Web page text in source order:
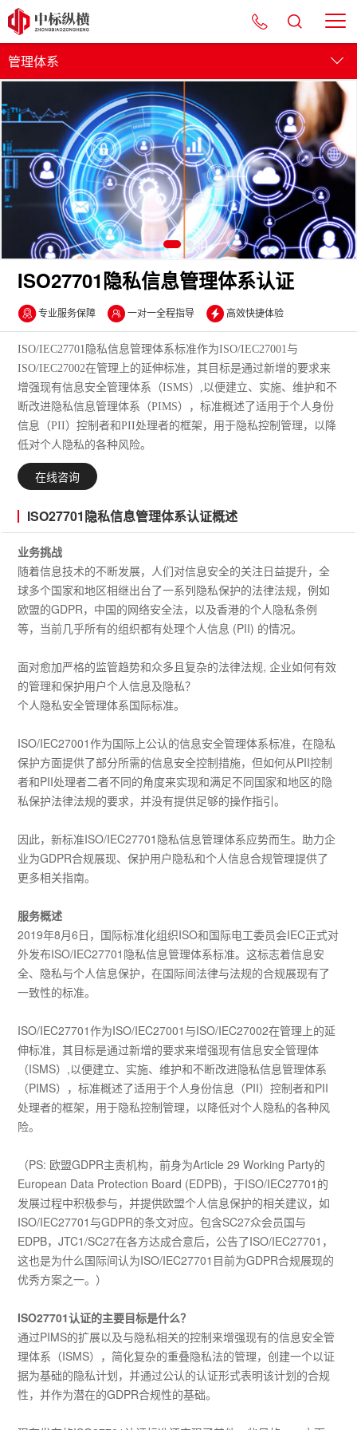
管理体系
服务认证
产品认证
资质认证
ISO27701隐私信息管理体系认证
专业服务保障 一对一全程指导 高效快捷体验
ISO/IEC27701隐私信息管理体系标准作为ISO/IEC27001与
ISO/IEC27002在管理上的延伸标准，其目标是通过新增的要求来
增强现有信息安全管理体系（ISMS）,以便建立、实施、维护和不
断改进隐私信息管理体系（PIMS），标准概述了适用于个人身份
信息（PII）控制者和PII处理者的框架，用于隐私控制管理，以降
低对个人隐私的各种风险。
在线咨询
ISO27701隐私信息管理体系认证概述
业务挑战
随着信息技术的不断发展，人们对信息安全的关注日益提升，全
球多个国家和地区相继出台了一系列隐私保护的法律法规，例如
欧盟的GDPR，中国的网络安全法，以及香港的个人隐私条例
等，当前几乎所有的组织都有处理个人信息 (PII) 的情况。
面对愈加严格的监管趋势和众多且复杂的法律法规, 企业如何有效
的管理和保护用户个人信息及隐私？
个人隐私安全管理体系国际标准。
ISO/IEC27001作为国际上公认的信息安全管理体系标准，在隐私
保护方面提供了部分所需的信息安全控制措施，但如何从PII控制
者和PII处理者二者不同的角度来实现和满足不同国家和地区的隐
私保护法律法规的要求，并没有提供足够的操作指引。
因此，新标准ISO/IEC27701隐私信息管理体系应势而生。助力企
业为GDPR合规展现、保护用户隐私和个人信息合规管理提供了
更多相关指南。
服务概述
2019年8月6日，国际标准化组织ISO和国际电工委员会IEC正式对
外发布ISO/IEC27701隐私信息管理体系标准。这标志着信息安
全、隐私与个人信息保护，在国际间法律与法规的合规展现有了
一致性的标准。
ISO/IEC27701作为ISO/IEC27001与ISO/IEC27002在管理上的延
伸标准，其目标是通过新增的要求来增强现有信息安全管理体
（ISMS）,以便建立、实施、维护和不断改进隐私信息管理体系
（PIMS），标准概述了适用于个人身份信息（PII）控制者和PII
处理者的框架，用于隐私控制管理，以降低对个人隐私的各种风
险。
（PS: 欧盟GDPR主责机构，前身为Article 29 Working Party的
European Data Protection Board (EDPB)，于ISO/IEC27701的
发展过程中积极参与，并提供欧盟个人信息保护的相关建议，如
ISO/IEC27701与GDPR的条文对应。包含SC27众会员国与
EDPB，JTC1/SC27在各方达成合意后，公告了ISO/IEC27701，
这也是为什么国际间认为ISO/IEC27701目前为GDPR合规展现的
优秀方案之一。）
ISO27701认证的主要目标是什么？
通过PIMS的扩展以及与隐私相关的控制来增强现有的信息安全管
理体系（ISMS），简化复杂的重叠隐私法的管理，创建一个以证
据为基础的隐私计划，并通过公认的认证形式表明该计划的合规
性，并作为潜在的GDPR合规性的基础。